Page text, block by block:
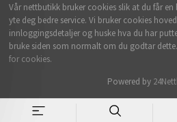
Vår nettbutikk bruker cookies slik at du får
yte deg bedre service. Vi bruker cookies
innloggingsdetaljer og huske hva du har
bruke siden som normalt om du godtar dette.
for cookies.
Powered by